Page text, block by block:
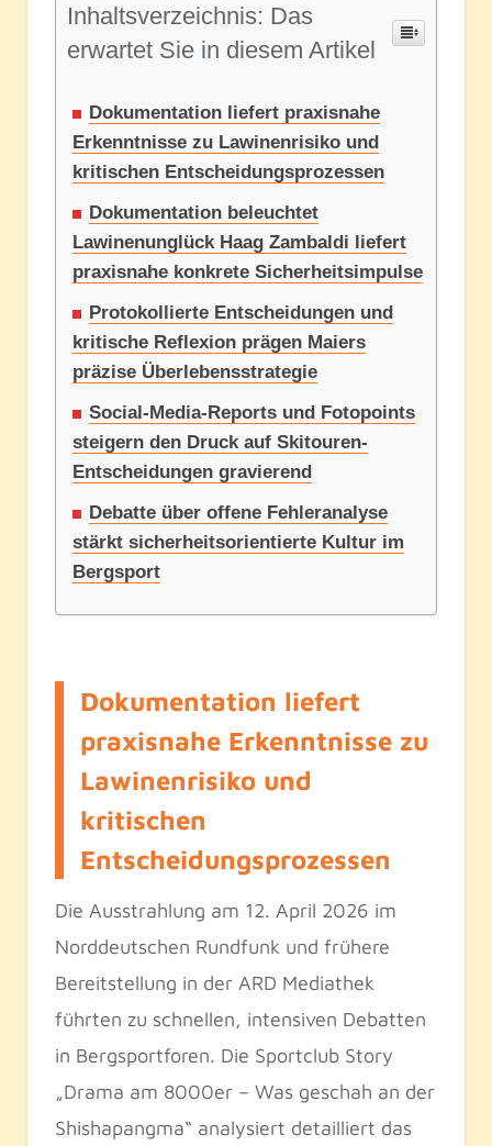
Inhaltsverzeichnis: Das
erwartet Sie in diesem Artikel
Dokumentation liefert praxisnahe
Erkenntnisse zu Lawinenrisiko und
kritischen Entscheidungsprozessen
Dokumentation beleuchtet
Lawinenunglück Haag Zambaldi liefert
praxisnahe konkrete Sicherheitsimpulse
Protokollierte Entscheidungen und
kritische Reflexion prägen Maiers
präzise Überlebensstrategie
Social-Media-Reports und Fotopoints
steigern den Druck auf Skitouren-
Entscheidungen gravierend
Debatte über offene Fehleranalyse
stärkt sicherheitsorientierte Kultur im
Bergsport
Dokumentation liefert
praxisnahe Erkenntnisse zu
Lawinenrisiko und
kritischen
Entscheidungsprozessen
Die Ausstrahlung am 12. April 2026 im
Norddeutschen Rundfunk und frühere
Bereitstellung in der ARD Mediathek
führten zu schnellen, intensiven Debatten
in Bergsportforen. Die Sportclub Story
„Drama am 8000er – Was geschah an der
Shishapangma“ analysiert detailliert das